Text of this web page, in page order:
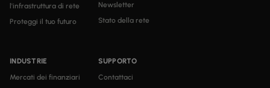
l'infrastruttura di rete
Proteggi il tuo futuro
INDUSTRIE
Mercati dei finanziari
Newsletter
Stato della rete
SUPPORTO
Contattaci